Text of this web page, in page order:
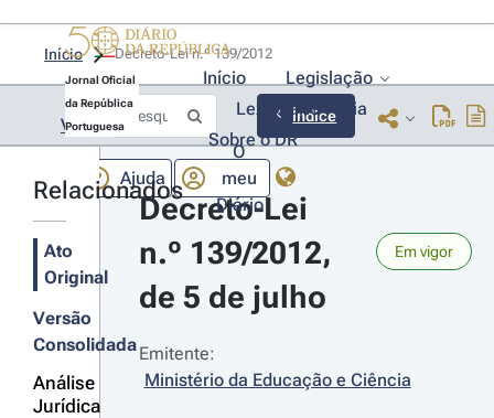
Jornal Oficial
da República
Portuguesa
Início
Legislação
Lexionário
Lia
Sobre o DR
Ajuda
O
meu
Diário
Início
Voltar Índice
Relacionados
Ato
Original
Versão
Consolidada
Análise
Jurídica
Decreto-Lei
n.º 139/2012,
de 5 de julho
Em vigor
Emitente:
Ministério da Educação e Ciência